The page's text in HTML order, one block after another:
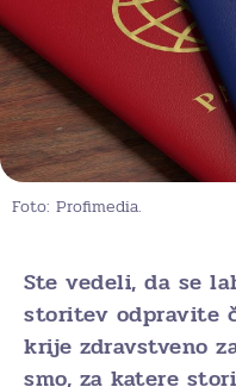
Foto: Profimedia.
Ste vedeli, da se
storitev odpravite
krije zdravstveno
smo, za katere